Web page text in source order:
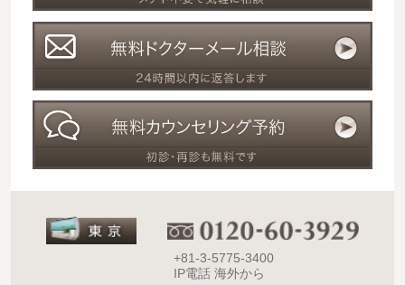
+81-3-5775-3400
IP電話 海外から